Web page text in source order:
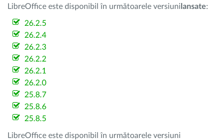
LibreOffice este disponibil în următoarele versiuni lansate:
26.2.5
26.2.4
26.2.3
26.2.2
26.2.1
26.2.0
25.8.7
25.8.6
25.8.5
LibreOffice este disponibil în următoarele versiuni